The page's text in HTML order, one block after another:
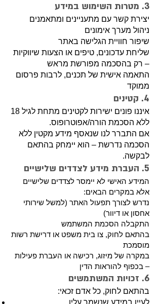
3. מטרות השימוש במידע
יצירת קשר עם מתעניינים ומתאמנים
ניהול מערך אימונים
שיפור חוויית הגלישה באתר
שליחת עדכונים, טיפים או הצעות שיווקיות
– רק בהסכמה מפורשת מראש
התאמה אישית של תכנים, לרבות פרסום
ממוקד
4. קטינים
איננו פונים ישירות לקטינים מתחת לגיל 18
ללא הסכמת הורה/אפוטרופוס.
אם התברר לנו שנאסף מידע מקטין ללא
הסכמה נדרשת – הוא יימחק בהתאם
לבקשה.
5. העברת מידע לצדדים שלישיים
המידע האישי לא יימסר לצדדים שלישיים
אלא במקרים הבאים:
נדרש לצורך תפעול האתר (למשל שירותי
אחסון או דיוור)
התקבלה הסכמת המשתמש
בהתאם לחוק, צו בית משפט או דרישת רשות
מוסמכת
במקרה של מיזוג, רכישה או העברת פעילות
– בכפוף להוראות הדין
6. זכויות המשתמשים
בהתאם לחוק, כל אדם זכאי:
לעיין במידע שנשמר עליו